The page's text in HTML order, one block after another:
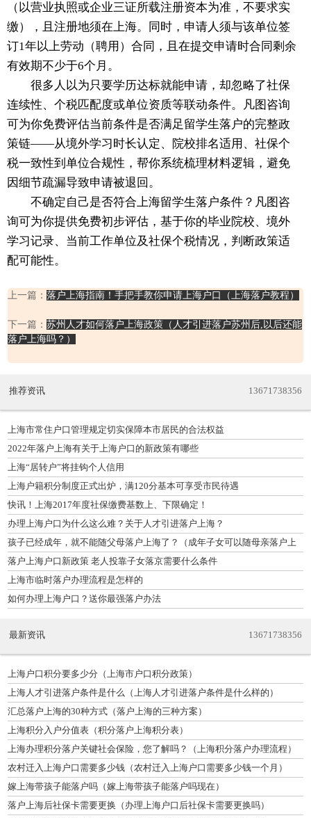
（以营业执照或企业三证所载注册资本为准，不要求实
缴），且注册地须在上海。同时，申请人须与该单位签
订1年以上劳动（聘用）合同，且在提交申请时合同剩余
有效期不少于6个月。
很多人以为只要学历达标就能申请，却忽略了社保
连续性、个税匹配度或单位资质等联动条件。凡图咨询
可为你免费评估当前条件是否满足留学生落户的完整政
策链——从境外学习时长认定、院校排名适用、社保个
税一致性到单位合规性，帮你系统梳理材料逻辑，避免
因细节疏漏导致申请被退回。
不确定自己是否符合上海留学生落户条件？凡图咨
询可为你提供免费初步评估，基于你的毕业院校、境外
学习记录、当前工作单位及社保个税情况，判断政策适
配可能性。
上一篇： 落户上海指南！手把手教你申请上海户口（上海落户教程）
下一篇： 苏州人才如何落户上海政策（人才引进落户苏州后,以后还能
落户上海吗？）
推荐资讯 13671738356
上海市常住户口管理规定切实保障本市居民的合法权益
2022年落户上海有关于上海户口的新政策有哪些
上海“居转户”将挂钩个人信用
上海户籍积分制度正式出炉，满120分基本可享受市民待遇
快讯！上海2017年度社保缴费基数上、下限确定！
办理上海户口为什么这么难？关于人才引进落户上海？
孩子已经成年，就不能随父母落户上海了？（成年子女可以随母亲落户上
海吗）
落户上海户口新政策 老人投靠子女落京需要什么条件
上海市临时落户办理流程是怎样的
如何办理上海户口？送你最强落户办法
最新资讯 13671738356
上海户口积分要多少分（上海市户口积分政策）
上海人才引进落户条件是什么（上海人才引进落户条件是什么样的）
汇总落户上海的30种方式（落户上海的三种方案）
上海积分入户分值表（积分落户上海积分表）
上海办理积分落户关键社会保险，您了解吗？（上海积分落户办理流程）
农村迁入上海户口需要多少钱（农村迁入上海户口需要多少钱一个月）
嫁上海带孩子能落户吗（嫁上海带孩子能落户吗现在）
落户上海后社保卡需要更换（办理上海户口后社保卡需要更换吗）